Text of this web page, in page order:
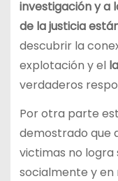
investigación y a
de la justicia
descubrir la
explotación y el
verdaderos
Por otra parte
demostrado que
victimas no
socialmente y en